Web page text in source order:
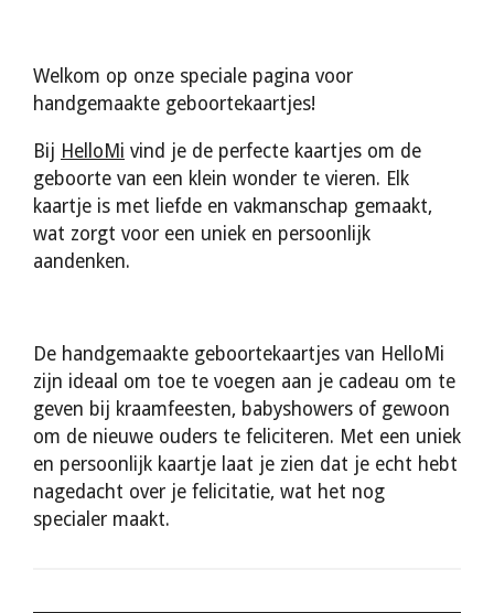
Welkom op onze speciale pagina voor
handgemaakte geboortekaartjes!
Bij HelloMi vind je de perfecte kaartjes om de
geboorte van een klein wonder te vieren. Elk
kaartje is met liefde en vakmanschap gemaakt,
wat zorgt voor een uniek en persoonlijk
aandenken.
De handgemaakte geboortekaartjes van HelloMi
zijn ideaal om toe te voegen aan je cadeau om te
geven bij kraamfeesten, babyshowers of gewoon
om de nieuwe ouders te feliciteren. Met een uniek
en persoonlijk kaartje laat je zien dat je echt hebt
nagedacht over je felicitatie, wat het nog
specialer maakt.